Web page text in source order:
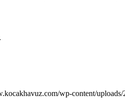
wp-content/